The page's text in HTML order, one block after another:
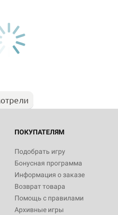
ПОКУПАТЕЛЯМ
Подобрать игру
Бонусная программа
Информация о заказе
Возврат товара
Помощь с правилами
Архивные игры